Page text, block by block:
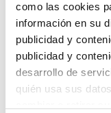
como las cookies
información en su
publicidad y
publicidad y
desarrollo de
quién usa sus
Lo
te hemos
Pero puedes
buscando en